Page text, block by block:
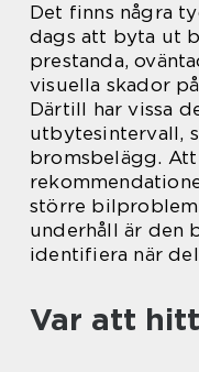
Det finns några
dags att byta ut
prestanda,
visuella skador
Därtill har vissa
utbytesintervall,
bromsbelägg. Att
större
underhåll är den
identifiera när
Var att